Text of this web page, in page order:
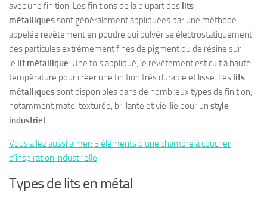
avec une finition. Les finitions de la plupart des lits
métalliquessont généralement appliquées par une méthode
appelée revêtement en poudre qui pulvérise électrostatiquement
des particules extrêmement fines de pigment ou de résine sur
le lit métallique. Une fois appliqué, le revêtement est cuit à haute
température pour créer une finition très durable et lisse. Les lits
métalliquessont disponibles dans de nombreux types de finition,
notamment mate, texturée, brillante et vieillie pour un style
industriel.
Vous allez aussi aimer: 5 éléments d’une chambre à coucher
d’inspiration industrielle
Types de lits en métal